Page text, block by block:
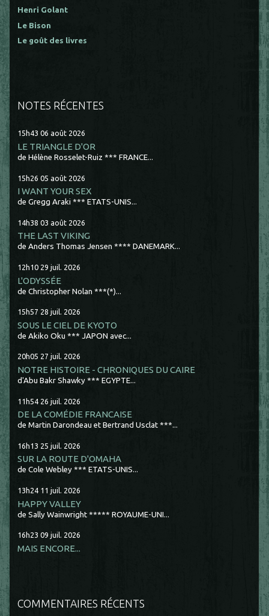
Henri Golant
Le Bison
Le goût des livres
NOTES RÉCENTES
15h43 06 août 2026
LE TRIANGLE D'OR
de Hélène Rosselet-Ruiz *** FRANCE...
15h26 05 août 2026
I WANT YOUR SEX
de Gregg Araki *** ETATS-UNIS...
14h38 03 août 2026
THE LAST VIKING
de Anders Thomas Jensen **** DANEMARK...
12h10 29 juil. 2026
L'ODYSSÉE
de Christopher Nolan ***(*)...
15h57 28 juil. 2026
SOUS LE CIEL DE KYOTO
de Akiko Oku *** JAPON avec...
20h05 27 juil. 2026
NOTRE HISTOIRE - CHRONIQUES DU CAIRE
d'Abu Bakr Shawky *** EGYPTE...
11h54 26 juil. 2026
DE LA COMÉDIE FRANCAISE
de Martin Darondeau et Bertrand Usclat ***...
16h13 25 juil. 2026
SUR LA ROUTE D'OMAHA
de Cole Webley *** ETATS-UNIS...
13h24 11 juil. 2026
HAPPY VALLEY
de Sally Wainwright ***** ROYAUME-UNI...
16h23 09 juil. 2026
MAIS ENCORE...
COMMENTAIRES RÉCENTS